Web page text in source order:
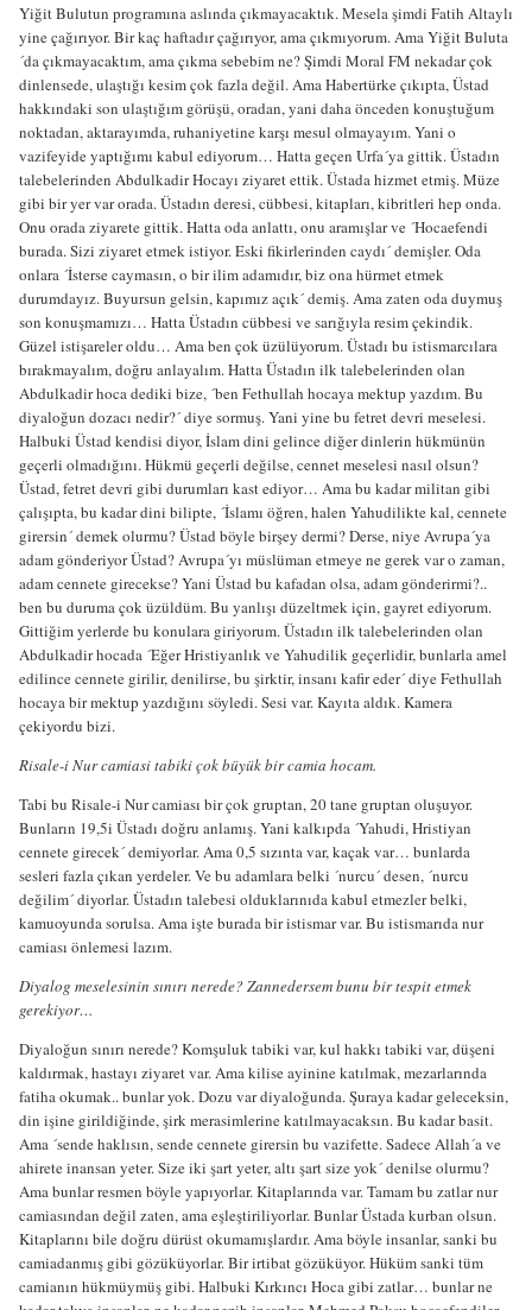
Yiğit Bulutun programına aslında çıkmayacaktık. Mesela şimdi Fatih Altaylı
yine çağırıyor. Bir kaç haftadır çağırıyor, ama çıkmıyorum. Ama Yiğit Buluta
´da çıkmayacaktım, ama çıkma sebebim ne? Şimdi Moral FM nekadar çok
dinlensede, ulaştığı kesim çok fazla değil. Ama Habertürke çıkıpta, Üstad
hakkındaki son ulaştığım görüşü, oradan, yani daha önceden konuştuğum
noktadan, aktarayımda, ruhaniyetine karşı mesul olmayayım. Yani o
vazifeyide yaptığımı kabul ediyorum… Hatta geçen Urfa´ya gittik. Üstadın
talebelerinden Abdulkadir Hocayı ziyaret ettik. Üstada hizmet etmiş. Müze
gibi bir yer var orada. Üstadın deresi, cübbesi, kitapları, kibritleri hep onda.
Onu orada ziyarete gittik. Hatta oda anlattı, onu aramışlar ve ´Hocaefendi
burada. Sizi ziyaret etmek istiyor. Eski fikirlerinden caydı´ demişler. Oda
onlara ´İsterse caymasın, o bir ilim adamıdır, biz ona hürmet etmek
durumdayız. Buyursun gelsin, kapımız açık´ demiş. Ama zaten oda duymuş
son konuşmamızı… Hatta Üstadın cübbesi ve sarığıyla resim çekindik.
Güzel istişareler oldu… Ama ben çok üzülüyorum. Üstadı bu istismarcılara
bırakmayalım, doğru anlayalım. Hatta Üstadın ilk talebelerinden olan
Abdulkadir hoca dediki bize, ´ben Fethullah hocaya mektup yazdım. Bu
diyaloğun dozacı nedir?´ diye sormuş. Yani yine bu fetret devri meselesi.
Halbuki Üstad kendisi diyor, İslam dini gelince diğer dinlerin hükmünün
geçerli olmadığını. Hükmü geçerli değilse, cennet meselesi nasıl olsun?
Üstad, fetret devri gibi durumları kast ediyor… Ama bu kadar militan gibi
çalışıpta, bu kadar dini bilipte, ´İslamı öğren, halen Yahudilikte kal, cennete
girersin´ demek olurmu? Üstad böyle birşey dermi? Derse, niye Avrupa´ya
adam gönderiyor Üstad? Avrupa´yı müslüman etmeye ne gerek var o zaman,
adam cennete girecekse? Yani Üstad bu kafadan olsa, adam gönderirmi?..
ben bu duruma çok üzüldüm. Bu yanlışı düzeltmek için, gayret ediyorum.
Gittiğim yerlerde bu konulara giriyorum. Üstadın ilk talebelerinden olan
Abdulkadir hocada ´Eğer Hristiyanlık ve Yahudilik geçerlidir, bunlarla amel
edilince cennete girilir, denilirse, bu şirktir, insanı kafir eder´ diye Fethullah
hocaya bir mektup yazdığını söyledi. Sesi var. Kayıta aldık. Kamera
çekiyordu bizi.
Risale-i Nur camiasi tabiki çok büyük bir camia hocam.
Tabi bu Risale-i Nur camiası bir çok gruptan, 20 tane gruptan oluşuyor.
Bunların 19,5i Üstadı doğru anlamış. Yani kalkıpda ´Yahudi, Hristiyan
cennete girecek´ demiyorlar. Ama 0,5 sızınta var, kaçak var… bunlarda
sesleri fazla çıkan yerdeler. Ve bu adamlara belki ´nurcu´ desen, ´nurcu
değilim´ diyorlar. Üstadın talebesi olduklarınıda kabul etmezler belki,
kamuoyunda sorulsa. Ama işte burada bir istismar var. Bu istismarıda nur
camiası önlemesi lazım.
Diyalog meselesinin sınırı nerede? Zannedersem bunu bir tespit etmek
gerekiyor…
Diyaloğun sınırı nerede? Komşuluk tabiki var, kul hakkı tabiki var, düşeni
kaldırmak, hastayı ziyaret var. Ama kilise ayinine katılmak, mezarlarında
fatiha okumak.. bunlar yok. Dozu var diyaloğunda. Şuraya kadar geleceksin,
din işine girildiğinde, şirk merasimlerine katılmayacaksın. Bu kadar basit.
Ama ´sende haklısın, sende cennete girersin bu vazifette. Sadece Allah´a ve
ahirete inansan yeter. Size iki şart yeter, altı şart size yok´ denilse olurmu?
Ama bunlar resmen böyle yapıyorlar. Kitaplarında var. Tamam bu zatlar nur
camiasından değil zaten, ama eşleştiriliyorlar. Bunlar Üstada kurban olsun.
Kitaplarını bile doğru dürüst okumamışlardır. Ama böyle insanlar, sanki bu
camiadanmış gibi gözüküyorlar. Bir irtibat gözüküyor. Hüküm sanki tüm
camianın hükmüymüş gibi. Halbuki Kırkıncı Hoca gibi zatlar… bunlar ne